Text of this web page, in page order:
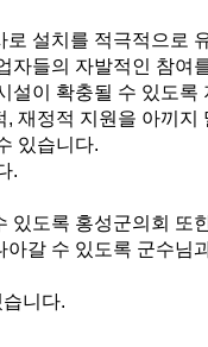
설치를 적극적으로
자들의 자발적인 참여
이 확충될 수 있도
재정적 지원을 아끼지
있습니다.
.
도록 홍성군의회 또
갈 수 있도록 군수님
니다.